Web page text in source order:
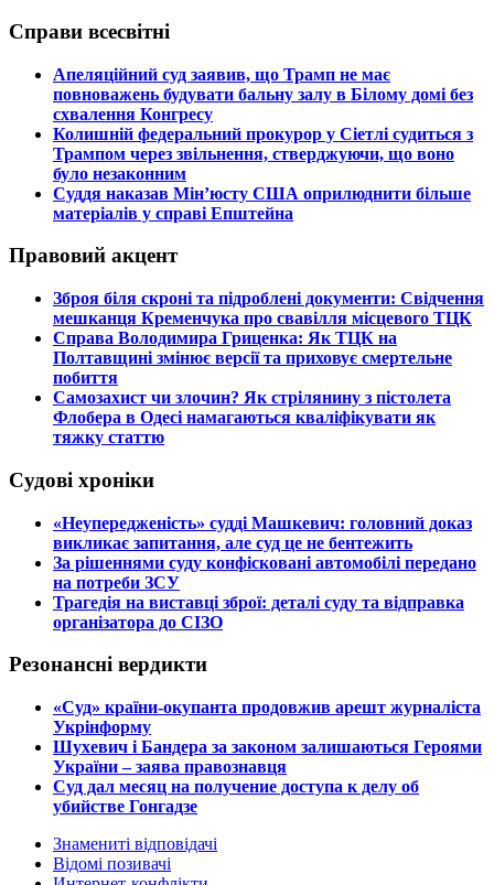
Справи всесвітні
​Апеляційний суд заявив, що Трамп не має
повноважень будувати бальну залу в Білому домі без
схвалення Конгресу
​Колишній федеральний прокурор у Сіетлі судиться з
Трампом через звільнення, стверджуючи, що воно
було незаконним
​Суддя наказав Мін’юсту США оприлюднити більше
матеріалів у справі Епштейна
Правовий акцент
​Зброя біля скроні та підроблені документи: Свідчення
мешканця Кременчука про свавілля місцевого ТЦК
​Справа Володимира Гриценка: Як ТЦК на
Полтавщині змінює версії та приховує смертельне
побиття
​Самозахист чи злочин? Як стрілянину з пістолета
Флобера в Одесі намагаються кваліфікувати як
тяжку статтю
Судові хроніки
​«Неупередженість» судді Машкевич: головний доказ
викликає запитання, але суд це не бентежить
​За рішеннями суду конфісковані автомобілі передано
на потреби ЗСУ
​Трагедія на виставці зброї: деталі суду та відправка
організатора до СІЗО
Резонансні вердикти
​«Суд» країни-окупанта продовжив арешт журналіста
Укрінформу
Шухевич і Бандера за законом залишаються Героями
України – заява правознавця
Суд дал месяц на получение доступа к делу об
убийстве Гонгадзе
Знамениті відповідачі
Відомі позивачі